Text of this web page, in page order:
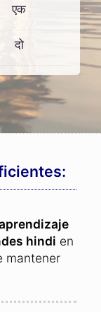
एक
दो
hindi en
mantener